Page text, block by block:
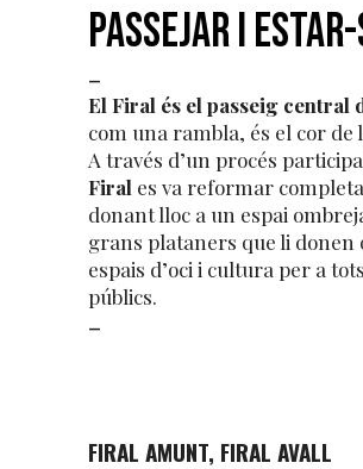
passejar i estar-
–
El Firal és el passeig central
com una rambla, és el cor de
A través d’un procés
Firal es va reformar
donant lloc a un espai
grans plataners que li donen
espais d’oci i cultura per a
públics.
–
FIRAL AMUNT, FIRAL AVALL